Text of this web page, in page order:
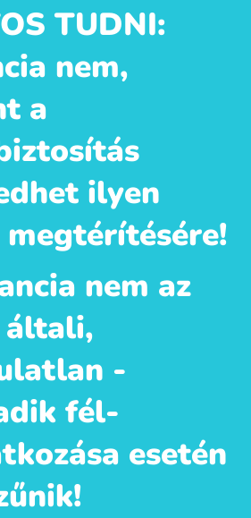
TUDNI:
nem,
a
ilyen
nem az
általi,
-
fél-
esetén